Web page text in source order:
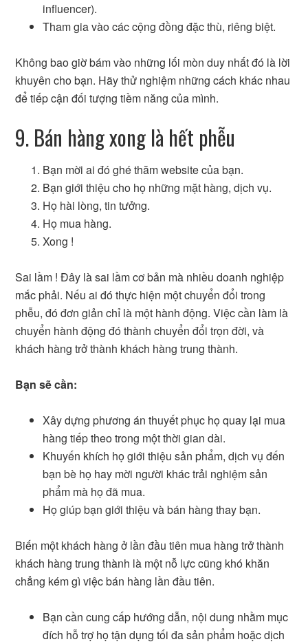
influencer).
Tham gia vào các cộng đồng đặc thù, riêng biệt.
Không bao giờ bám vào những lối mòn duy nhất đó là lời
khuyên cho bạn. Hãy thử nghiệm những cách khác nhau
để tiếp cận đối tượng tiềm năng của mình.
9. Bán hàng xong là hết phễu
Bạn mời ai đó ghé thăm website của bạn.
Bạn giới thiệu cho họ những mặt hàng, dịch vụ.
Họ hài lòng, tin tưởng.
Họ mua hàng.
Xong !
Sai lầm ! Đây là sai lầm cơ bản mà nhiều doanh nghiệp
mắc phải. Nếu ai đó thực hiện một chuyển đổi trong
phễu, đó đơn giản chỉ là một hành động. Việc cần làm là
chuyển hành động đó thành chuyển đổi trọn đời, và
khách hàng trở thành khách hàng trung thành.
Bạn sẽ cần:
Xây dựng phương án thuyết phục họ quay lại mua
hàng tiếp theo trong một thời gian dài.
Khuyến khích họ giới thiệu sản phẩm, dịch vụ đến
bạn bè họ hay mời người khác trải nghiệm sản
phẩm mà họ đã mua.
Họ giúp bạn giới thiệu và bán hàng thay bạn.
Biến một khách hàng ở lần đầu tiên mua hàng trở thành
khách hàng trung thành là một nỗ lực cũng khó khăn
chẳng kém gì việc bán hàng lần đầu tiên.
Bạn cần cung cấp hướng dẫn, nội dung nhằm mục
đích hỗ trợ họ tận dụng tối đa sản phẩm hoặc dịch